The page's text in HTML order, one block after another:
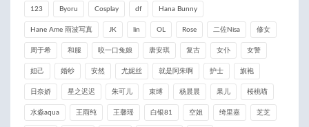
123 Byoru Cosplay df Hana Bunny
Hane Ame 雨波写真 JK lin OL Rose 二佐Nisa 修女
周于希 和服 咬一口兔娘 唐安琪 复古 女仆 女警
妲己 婚纱 安然 尤妮丝 就是阿朱啊 护士 旗袍
日奈娇 星之迟迟 朱可儿 束缚 杨晨晨 果儿 桜桃喵
水淼aqua 王雨纯 王馨瑶 白银81 空姐 绮里嘉 芝芝